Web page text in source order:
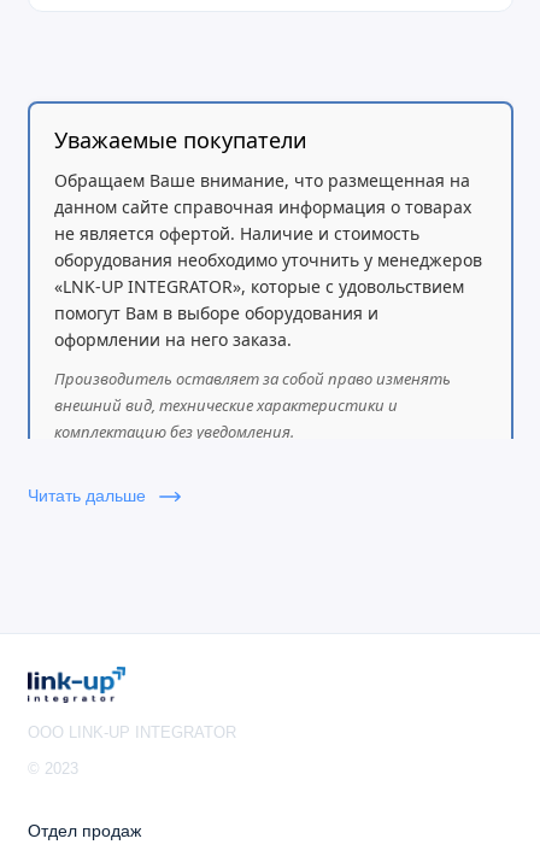
Уважаемые покупатели
Обращаем Ваше внимание, что размещенная на
данном сайте справочная информация о товарах
не является офертой. Наличие и стоимость
оборудования необходимо уточнить у менеджеров
«LNK-UP INTEGRATOR», которые с удовольствием
помогут Вам в выборе оборудования и
оформлении на него заказа.
Производитель оставляет за собой право изменять
внешний вид, технические характеристики и
комплектацию без уведомления.
Читать дальше
OOO LINK-UP INTEGRATOR
© 2023
Отдел продаж